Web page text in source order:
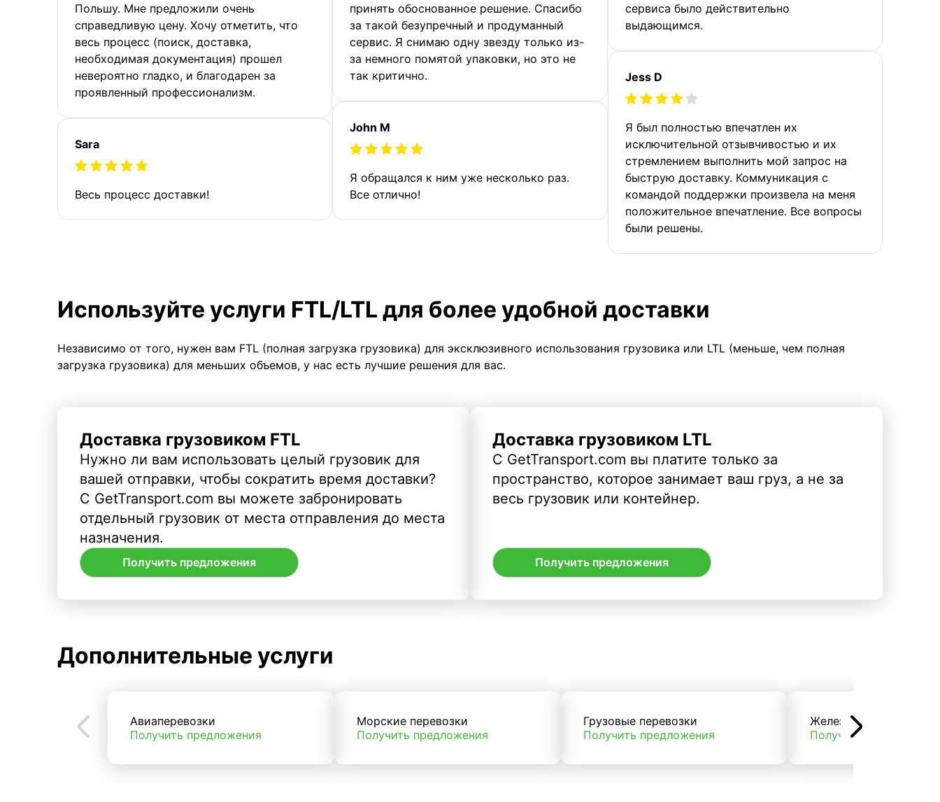
Польшу. Мне предложили очень
справедливую цену. Хочу отметить, что
весь процесс (поиск, доставка,
необходимая документация) прошел
невероятно гладко, и благодарен за
проявленный профессионализм.
Sara
Весь процесс доставки!
принять обоснованное решение. Спасибо
за такой безупречный и продуманный
сервис. Я снимаю одну звезду только из-
за немного помятой упаковки, но это не
так критично.
John M
Я обращался к ним уже несколько раз.
Все отлично!
сервиса было действительно
выдающимся.
Jess D
Я был полностью впечатлен их
исключительной отзывчивостью и их
стремлением выполнить мой запрос на
быструю доставку. Коммуникация с
командой поддержки произвела на меня
положительное впечатление. Все вопросы
были решены.
Используйте услуги FTL/LTL для более удобной доставки
Независимо от того, нужен вам FTL (полная загрузка грузовика) для эксклюзивного использования грузовика или LTL (меньше, чем полная
загрузка грузовика) для меньших объемов, у нас есть лучшие решения для вас.
Доставка грузовиком FTL
Нужно ли вам использовать целый грузовик для
вашей отправки, чтобы сократить время доставки?
С GetTransport.com вы можете забронировать
отдельный грузовик от места отправления до места
назначения.
Получить предложения
Доставка грузовиком LTL
С GetTransport.com вы платите только за
пространство, которое занимает ваш груз, а не за
весь грузовик или контейнер.
Получить предложения
Дополнительные услуги
Авиаперевозки
Получить предложения
Морские перевозки
Получить предложения
Грузовые перевозки
Получить предложения
Железнодорожные
Получить